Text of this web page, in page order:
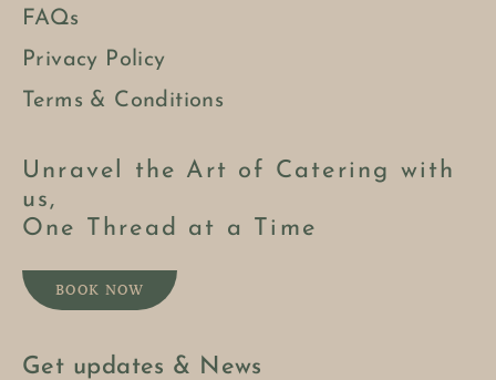
FAQs
Privacy Policy
Terms & Conditions
Unravel the Art of Catering with
us,
One Thread at a Time
BOOK NOW
Get updates & News